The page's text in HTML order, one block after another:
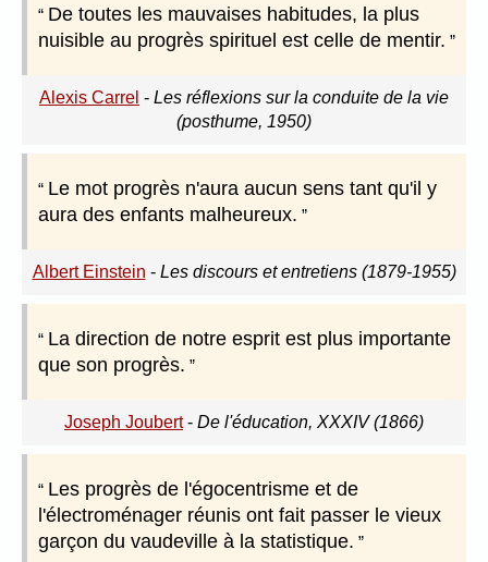
De toutes les mauvaises habitudes, la plus
nuisible au progrès spirituel est celle de mentir.
Alexis Carrel - Les réflexions sur la conduite de la vie
(posthume, 1950)
Le mot progrès n'aura aucun sens tant qu'il y
aura des enfants malheureux.
Albert Einstein - Les discours et entretiens (1879-1955)
La direction de notre esprit est plus importante
que son progrès.
Joseph Joubert- De l'éducation, XXXIV (1866)
Les progrès de l'égocentrisme et de
l'électroménager réunis ont fait passer le vieux
garçon du vaudeville à la statistique.